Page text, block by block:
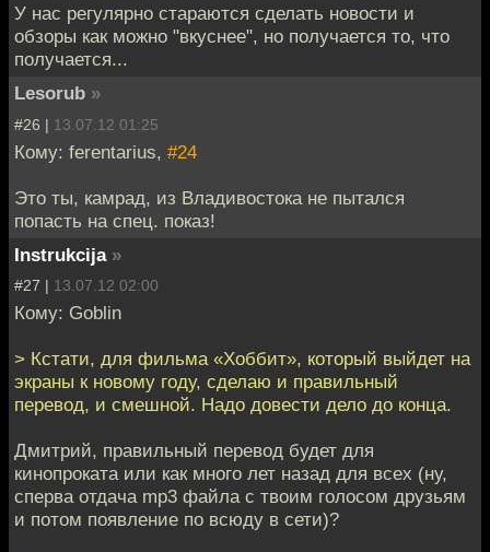
У нас регулярно стараются сделать новости и
обзоры как можно "вкуснее", но получается то, что
получается...
Lesorub »
#26 | 13.07.12 01:25
Кому: ferentarius, #24
Это ты, камрад, из Владивостока не пытался
попасть на спец. показ!
Instrukcija »
#27 | 13.07.12 02:00
Кому: Goblin
> Кстати, для фильма «Хоббит», который выйдет на
экраны к новому году, сделаю и правильный
перевод, и смешной. Надо довести дело до конца.
Дмитрий, правильный перевод будет для
кинопроката или как много лет назад для всех (ну,
сперва отдача mp3 файла с твоим голосом друзьям
и потом появление по всюду в сети)?